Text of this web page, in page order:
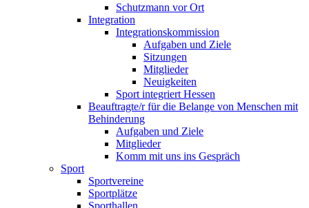
Schutzmann vor Ort
Integration
Integrationskommission
Aufgaben und Ziele
Sitzungen
Mitglieder
Neuigkeiten
Sport integriert Hessen
Beauftragte/r für die Belange von Menschen mit
Behinderung
Aufgaben und Ziele
Mitglieder
Komm mit uns ins Gespräch
Sport
Sportvereine
Sportplätze
Sporthallen